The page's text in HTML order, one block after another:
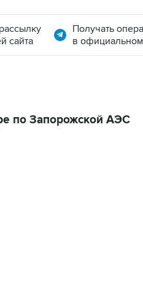
сайта
Получать
в
по Запорожской АЭС